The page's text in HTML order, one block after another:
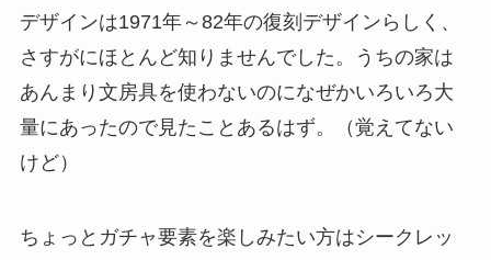
デザインは1971年～82年の復刻デザインらしく、
さすがにほとんど知りませんでした。うちの家は
あんまり文房具を使わないのになぜかいろいろ大
量にあったので見たことあるはず。（覚えてない
けど）
ちょっとガチャ要素を楽しみたい方はシークレッ